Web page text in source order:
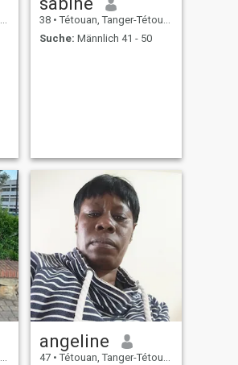
38 • Tétouan, Tanger-Tétouan, Marokko
Suche: Männlich 41 - 50
angeline
47 • Tétouan, Tanger-Tétouan, Marokko